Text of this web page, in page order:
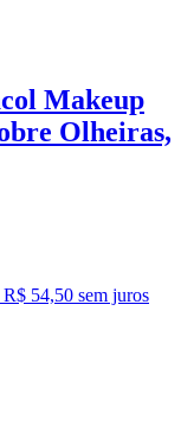
Makeup
Olheiras,
R$ 54,50 sem juros